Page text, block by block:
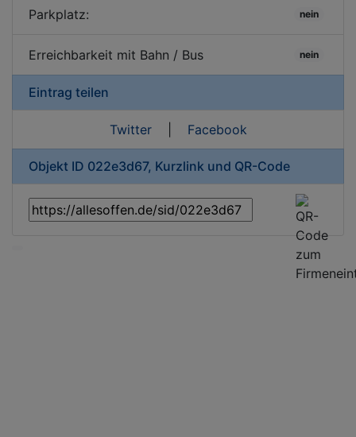
Parkplatz: nein
Erreichbarkeit mit Bahn / Bus nein
Eintrag teilen
Twitter| Facebook
Objekt ID 022e3d67, Kurzlink und QR-Code